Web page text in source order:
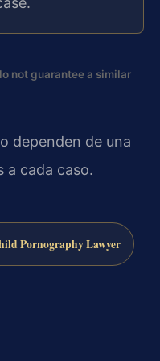
not guarantee a similar
dependen de una
a cada caso.
Pornography Lawyer